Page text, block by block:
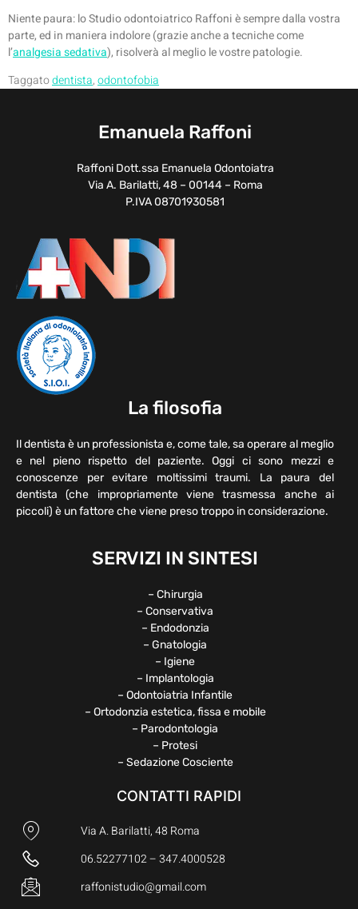
Niente paura: lo Studio odontoiatrico Raffoni è sempre dalla vostra
parte, ed in maniera indolore (grazie anche a tecniche come
l’analgesia sedativa), risolverà al meglio le vostre patologie.
Taggatodentista,odontofobia
Emanuela Raffoni
Raffoni Dott.ssa Emanuela Odontoiatra
Via A. Barilatti, 48 – 00144 – Roma
P.IVA 08701930581
La filosofia
Il dentista è un professionista e, come tale, sa operare al meglio
e nel pieno rispetto del paziente. Oggi ci sono mezzi e
conoscenze per evitare moltissimi traumi. La paura del
dentista (che impropriamente viene trasmessa anche ai
piccoli) è un fattore che viene preso troppo in considerazione.
SERVIZI IN SINTESI
– Chirurgia
– Conservativa
– Endodonzia
– Gnatologia
– Igiene
– Implantologia
– Odontoiatria Infantile
– Ortodonzia estetica, fissa e mobile
– Parodontologia
– Protesi
– Sedazione Cosciente
CONTATTI RAPIDI
Via A. Barilatti, 48 Roma
06.52277102 – 347.4000528
raffonistudio@gmail.com